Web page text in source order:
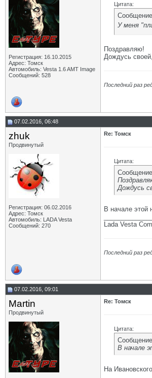
Регистрация: 16.10.2015
Адрес: Томск
Автомобиль: Vesta 1.6 AMT Image
Сообщений: 528
Цитата:
У меня
Поздравляю!
Дождусь
Последний раз
07.02.2016, 06:48
zhuk
Продвинутый
Регистрация: 06.02.2016
Адрес: Томск
Автомобиль: LADA Vesta
Сообщений: 270
Re: Томск
Цитата:
Дождусь
В начале этой
Lada Vesta
Последний раз
07.02.2016, 09:01
Martin
Продвинутый
Re: Томск
Цитата:
В начале
На